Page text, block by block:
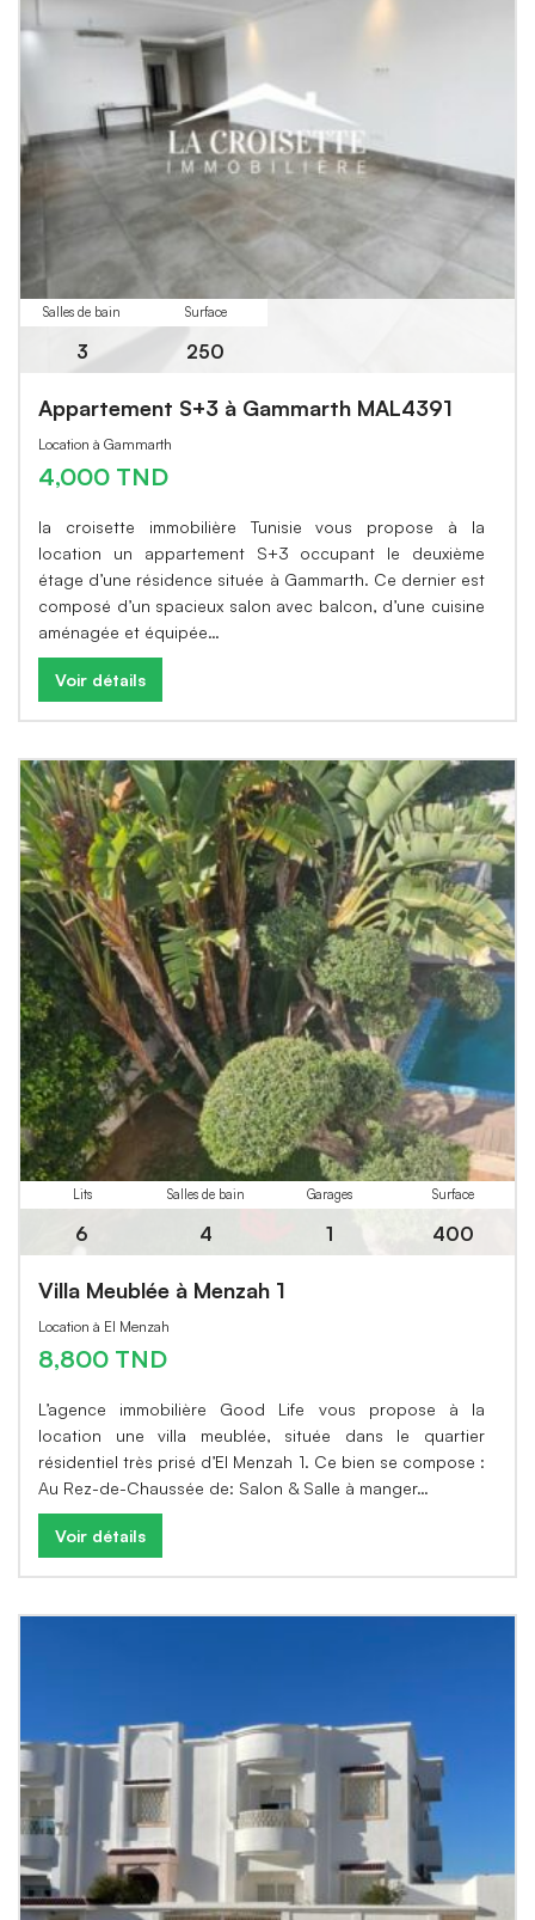
Salles de bain
3
Surface
250
Appartement S+3 à Gammarth MAL4391
Location à Gammarth
4,000 TND
la croisette immobilière Tunisie vous propose à la
location un appartement S+3 occupant le deuxième
étage d’une résidence située à Gammarth. Ce dernier est
composé d’un spacieux salon avec balcon, d’une cuisine
aménagée et équipée…
Voir détails
Lits
6
Salles de bain
4
Garages
1
Surface
400
Villa Meublée à Menzah 1
Location à El Menzah
8,800 TND
L’agence immobilière Good Life vous propose à la
location une villa meublée, située dans le quartier
résidentiel très prisé d’El Menzah 1. Ce bien se compose :
Au Rez-de-Chaussée de: Salon & Salle à manger…
Voir détails